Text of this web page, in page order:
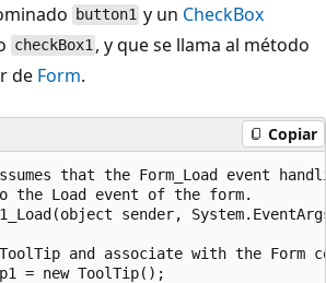
button1 y un CheckBox
checkBox1 , y que se llama al método
de Form.
Copiar
that the Form_Load event
the Load event of the form.
sender,
and associate with the Form
= new ToolTip();